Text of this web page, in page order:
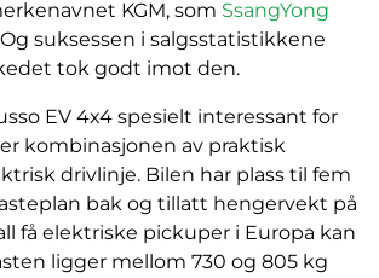
KGM, som SsangYong
suksessen i salgsstatistikkene
tok godt imot den.
EV 4x4 spesielt interessant for
kombinasjonen av praktisk
drivlinje. Bilen har plass til fem
bak og tillatt hengervekt på
få elektriske pickuper i Europa kan
ligger mellom 730 og 805 kg